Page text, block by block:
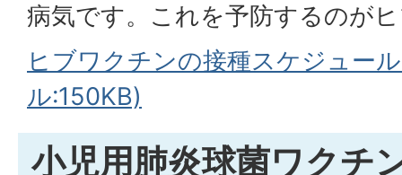
病気です。これを予防するのが
ヒブワクチンの接種スケジュー
ル:150KB)
小児用肺炎球菌ワクチ